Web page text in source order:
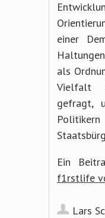
einer
als
Vielfalt
gefragt,
Ein
f1rstlife
Lars